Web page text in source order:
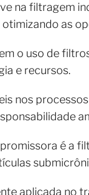
na filtragem
as
o uso de
e recursos.
nos
é a
aplicada no